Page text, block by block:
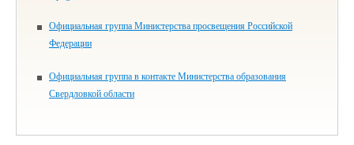
Официальная группа Министерства просвещения Российской
Федерации
Официальная группа в контакте Министерства образования
Свердловкой области